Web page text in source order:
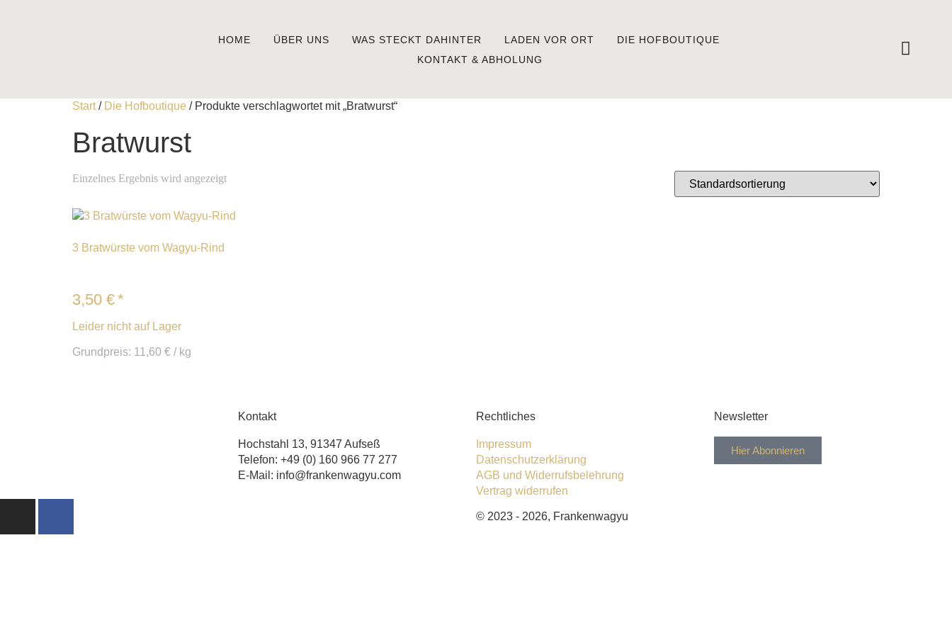
HOME ÜBER UNS WAS STECKT DAHINTER LADEN VOR ORT
DIE HOFBOUTIQUE
KONTAKT & ABHOLUNG
Start/ Die Hofboutique / Produkte verschlagwortet mit „Bratwurst“
Bratwurst
Einzelnes Ergebnis wird angezeigt
3 Bratwürste vom Wagyu-Rind
3,50 €*
Leider nicht auf Lager
Grundpreis: 11,60 € / kg
Kontakt
Hochstahl 13, 91347 Aufseß
Telefon: +49 (0) 160 966 77 277
E-Mail: info@frankenwagyu.com
Rechtliches
Impressum
Datenschutzerklärung
AGB und Widerrufsbelehrung
Vertrag widerrufen
Newsletter
Hier Abonnieren
© 2023 - 2026, Frankenwagyu